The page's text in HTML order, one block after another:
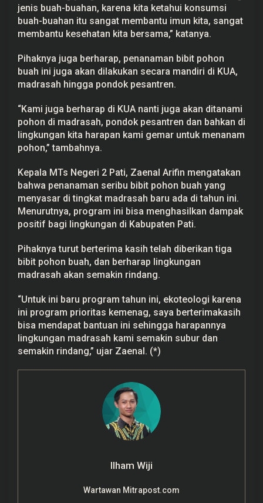
jenis buah-buahan, karena kita ketahui konsumsi
buah-buahan itu sangat membantu imun kita, sangat
membantu kesehatan kita bersama,” katanya.
Pihaknya juga berharap, penanaman bibit pohon
buah ini juga akan dilakukan secara mandiri di KUA,
madrasah hingga pondok pesantren.
“Kami juga berharap di KUA nanti juga akan ditanami
pohon di madrasah, pondok pesantren dan bahkan di
lingkungan kita harapan kami gemar untuk menanam
pohon,” tambahnya.
Kepala MTs Negeri 2 Pati, Zaenal Arifin mengatakan
bahwa penanaman seribu bibit pohon buah yang
menyasar di tingkat madrasah baru ada di tahun ini.
Menurutnya, program ini bisa menghasilkan dampak
positif bagi lingkungan di Kabupaten Pati.
Pihaknya turut berterima kasih telah diberikan tiga
bibit pohon buah, dan berharap lingkungan
madrasah akan semakin rindang.
“Untuk ini baru program tahun ini, ekoteologi karena
ini program prioritas kemenag, saya berterimakasih
bisa mendapat bantuan ini sehingga harapannya
lingkungan madrasah kami semakin subur dan
semakin rindang,” ujar Zaenal. (*)
Ilham Wiji
Wartawan Mitrapost.com